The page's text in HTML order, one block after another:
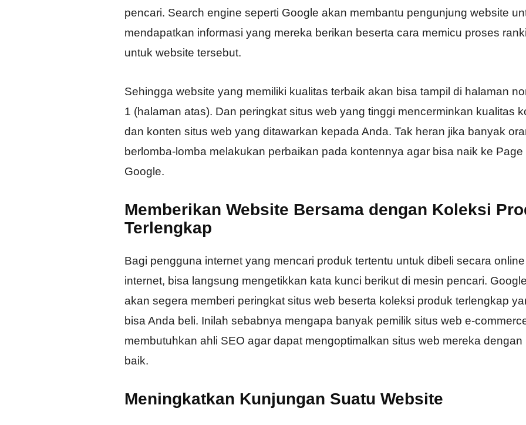
pencari. Search engine seperti Google akan membantu pengunjung website
mendapatkan informasi yang mereka berikan beserta cara memicu proses
untuk website tersebut.
Sehingga website yang memiliki kualitas terbaik akan bisa tampil di halaman
1 (halaman atas). Dan peringkat situs web yang tinggi mencerminkan kualitas
dan konten situs web yang ditawarkan kepada Anda. Tak heran jika banyak
berlomba-lomba melakukan perbaikan pada kontennya agar bisa naik ke Page
Google.
Memberikan Website Bersama dengan Koleksi
Terlengkap
Bagi pengguna internet yang mencari produk tertentu untuk dibeli secara
internet, bisa langsung mengetikkan kata kunci berikut di mesin pencari. Google
akan segera memberi peringkat situs web beserta koleksi produk terlengkap
bisa Anda beli. Inilah sebabnya mengapa banyak pemilik situs web e-
membutuhkan ahli SEO agar dapat mengoptimalkan situs web mereka dengan
baik.
Meningkatkan Kunjungan Suatu Website